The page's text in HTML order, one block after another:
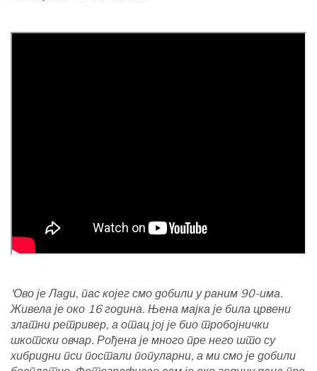
'Ово је Лади, пас којег смо добили у раним 90-има.
Живела је око 16 година. Њена мајка је била црвени
златни ретривер, а отац јој је био тробојнички
шкотски овчар. Рођена је много пре него што су
хибридни пси постали популарни, а ми смо је добили